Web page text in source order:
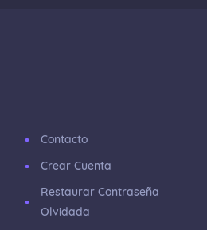
Contacto
Crear Cuenta
Restaurar Contraseña
Olvidada